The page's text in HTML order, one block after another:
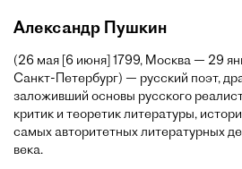
Александр Пушкин
(26 мая [6 июня] 1799, Москва — 29
Санкт-Петербург) — русский поэт,
заложивший основы русского
критик и теоретик литературы,
самых авторитетных литературных
века.